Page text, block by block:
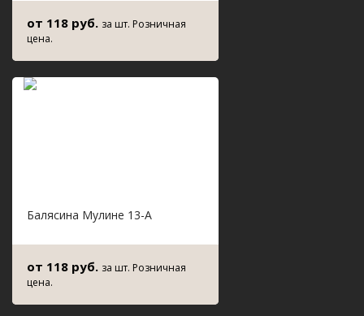
от 118 руб. за шт. Розничная
цена.
Балясина Мулине 13-А
от 118 руб. за шт. Розничная
цена.